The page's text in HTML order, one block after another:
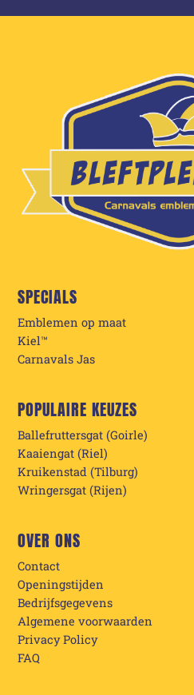
SPECIALS
Emblemen op maat
Kiel™
Carnavals Jas
POPULAIRE KEUZES
Ballefruttersgat (Goirle)
Kaaiengat (Riel)
Kruikenstad (Tilburg)
Wringersgat (Rijen)
OVER ONS
Contact
Openingstijden
Bedrijfsgegevens
Algemene voorwaarden
Privacy Policy
FAQ